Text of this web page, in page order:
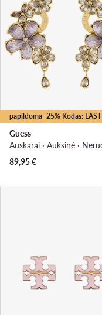
papildoma -25% Kodas: LAST
Guess
89,95€